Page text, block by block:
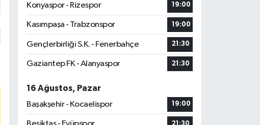
Konyaspor - Rizespor
19:00
Kasımpaşa - Trabzonspor 19:00
Gençlerbirliği S.K. - Fenerbahçe 21:30
Gaziantep FK - Alanyaspor 21:30
16 Ağustos, Pazar
Başakşehir - Kocaelispor
19:00
21:30